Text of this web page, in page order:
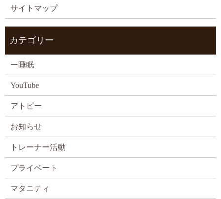
サイトマップ
カテゴリー
ー睡眠
YouTube
アトピー
お知らせ
トレーナー活動
プライベート
マタニティ